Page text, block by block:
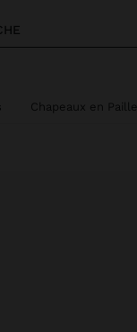
Chapeaux en Paille